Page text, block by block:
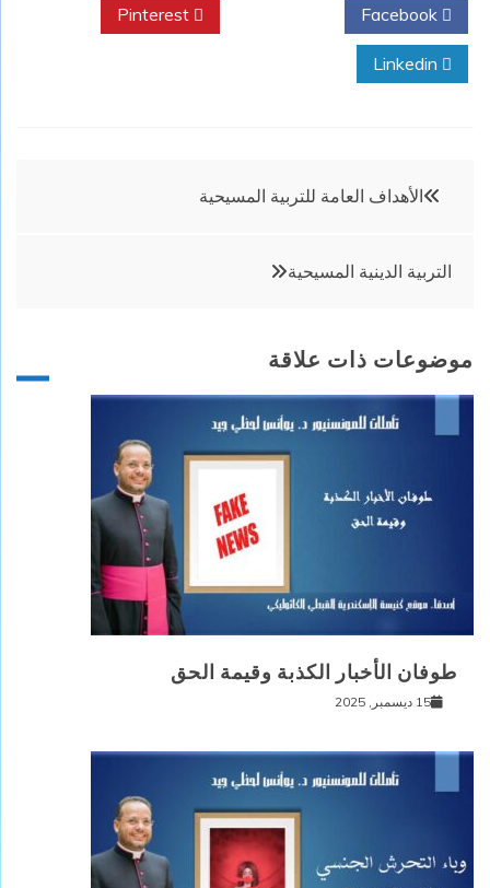
تصفّح
الأهداف العامة للتربية المسيحية
التربية الدينية المسيحية
موضوعات ذات علاقة
طوفان الأخبار الكذبة وقيمة الحق
15 ديسمبر, 2025